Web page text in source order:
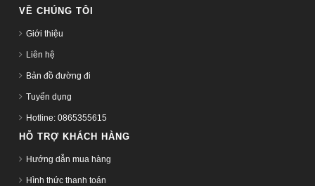
VỀ CHÚNG TÔI
Giới thiệu
Liên hệ
Bản đồ đường đi
Tuyển dụng
Hotline: 0865355615
HỖ TRỢ KHÁCH HÀNG
Hướng dẫn mua hàng
Hình thức thanh toán